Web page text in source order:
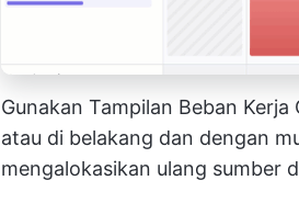
Gunakan Tampilan Beban
atau di belakang dan dengan
mengalokasikan ulang sumber